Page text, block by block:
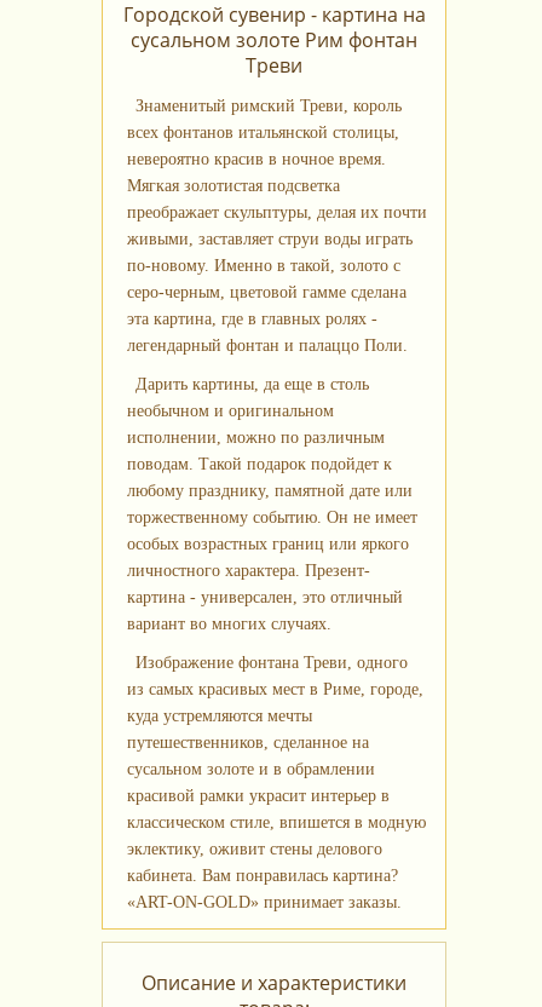
Городской сувенир - картина на
сусальном золоте Рим фонтан
Треви
Знаменитый римский Треви, король
всех фонтанов итальянской столицы,
невероятно красив в ночное время.
Мягкая золотистая подсветка
преображает скульптуры, делая их почти
живыми, заставляет струи воды играть
по-новому. Именно в такой, золото с
серо-черным, цветовой гамме сделана
эта картина, где в главных ролях -
легендарный фонтан и палаццо Поли.
Дарить картины, да еще в столь
необычном и оригинальном
исполнении, можно по различным
поводам. Такой подарок подойдет к
любому празднику, памятной дате или
торжественному событию. Он не имеет
особых возрастных границ или яркого
личностного характера. Презент-
картина - универсален, это отличный
вариант во многих случаях.
Изображение фонтана Треви, одного
из самых красивых мест в Риме, городе,
куда устремляются мечты
путешественников, сделанное на
сусальном золоте и в обрамлении
красивой рамки украсит интерьер в
классическом стиле, впишется в модную
эклектику, оживит стены делового
кабинета. Вам понравилась картина?
«ART-ON-GOLD» принимает заказы.
Описание и характеристики